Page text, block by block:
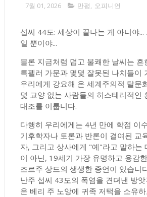
7월 01, 2026 만평, 오피니언
섭씨 44도: 세상이 끝나는 게 아니야...
일 뿐이야...
물론 지금처럼 덥고 불쾌한 날씨는 흔
록펠러 가문과 몇몇 잘못된 나치들이
우리에게 강요해 온 세계주의적 탈문
몇 교양 없는 사람들의 히스테리적인
대조를 이룹니다.
다행히 우리에게는 4년 만에 학점 이
기후학자나 토론과 반론이 결여된 교
자, 그리고 상사에게 "예"라고 말하는
이 아닌, 19세기 가장 유명하고 용감
조르주 상드의 생생한 증언이 있습니
난주 섭씨 43도의 폭염을 견뎌낸 방
운 베리 주 노앙에 귀족 저택을 소유